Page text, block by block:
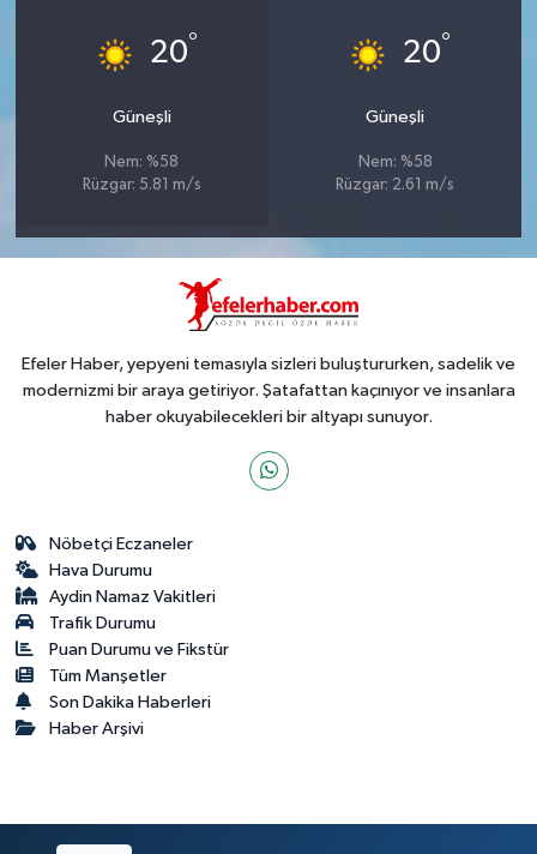
20°
Güneşli
Nem: %58
Rüzgar: 5.81 m/s
20°
Güneşli
Nem: %58
Rüzgar: 2.61 m/s
Efeler Haber, yepyeni temasıyla sizleri buluştururken, sadelik ve
modernizmi bir araya getiriyor. Şatafattan kaçınıyor ve insanlara
haber okuyabilecekleri bir altyapı sunuyor.
Nöbetçi Eczaneler
Hava Durumu
Aydin Namaz Vakitleri
Trafik Durumu
Puan Durumu ve Fikstür
Tüm Manşetler
Son Dakika Haberleri
Haber Arşivi